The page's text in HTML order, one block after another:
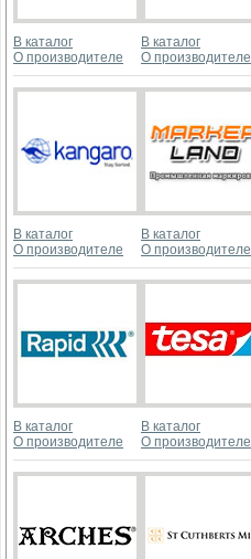
В каталог
О производителе
В каталог
О производителе
В каталог
О производителе
В каталог
О производителе
В каталог
О производителе
В каталог
О производителе